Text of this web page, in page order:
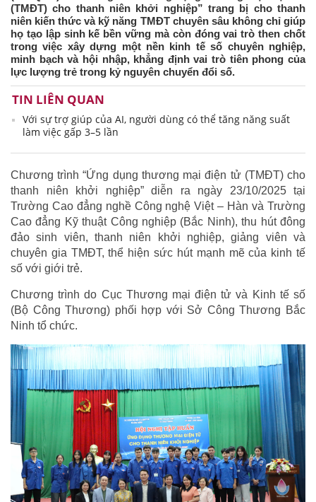
(TMĐT) cho thanh niên khởi nghiệp” trang bị cho thanh
niên kiến thức và kỹ năng TMĐT chuyên sâu không chỉ giúp
họ tạo lập sinh kế bền vững mà còn đóng vai trò then chốt
trong việc xây dựng một nền kinh tế số chuyên nghiệp,
minh bạch và hội nhập, khẳng định vai trò tiên phong của
lực lượng trẻ trong kỷ nguyên chuyển đổi số.
TIN LIÊN QUAN
Với sự trợ giúp của AI, người dùng có thể tăng năng suất
làm việc gấp 3–5 lần
Chương trình “Ứng dụng thương mại điện tử (TMĐT) cho
thanh niên khởi nghiệp” diễn ra ngày 23/10/2025 tại
Trường Cao đẳng nghề Công nghệ Việt – Hàn và Trường
Cao đẳng Kỹ thuật Công nghiệp (Bắc Ninh), thu hút đông
đảo sinh viên, thanh niên khởi nghiệp, giảng viên và
chuyên gia TMĐT, thể hiện sức hút mạnh mẽ của kinh tế
số với giới trẻ.
Chương trình do Cục Thương mại điện tử và Kinh tế số
(Bộ Công Thương) phối hợp với Sở Công Thương Bắc
Ninh tổ chức.